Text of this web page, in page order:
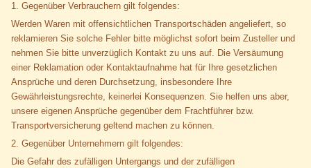
1. Gegenüber Verbrauchern gilt folgendes:
Werden Waren mit offensichtlichen Transportschäden angeliefert, so
reklamieren Sie solche Fehler bitte möglichst sofort beim Zusteller und
nehmen Sie bitte unverzüglich Kontakt zu uns auf. Die Versäumung
einer Reklamation oder Kontaktaufnahme hat für Ihre gesetzlichen
Ansprüche und deren Durchsetzung, insbesondere Ihre
Gewährleistungsrechte, keinerlei Konsequenzen. Sie helfen uns aber,
unsere eigenen Ansprüche gegenüber dem Frachtführer bzw.
Transportversicherung geltend machen zu können.
2. Gegenüber Unternehmern gilt folgendes:
Die Gefahr des zufälligen Untergangs und der zufälligen